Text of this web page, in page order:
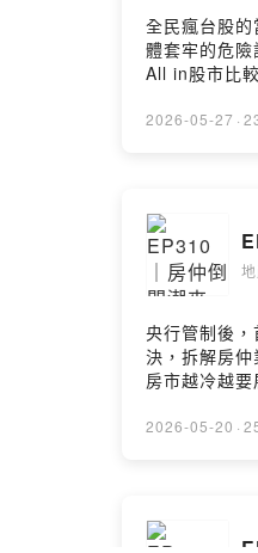
全民瘋台股
體套牢的危險訊號？ ｜本集重點｜ ✔ 台股瘋過頭、房市被抽乾！股房雙崩真要來了嗎？ ✔ 央行打房銀行卻開後
All in股市比較好？ ✔ 剛需全去
－以下為
2026-05-27 ·
央行管制後
決，拆解房仲業最真實的優缺點與生存真相！ ｜
房市越冷越
https://
2026-05-20 ·